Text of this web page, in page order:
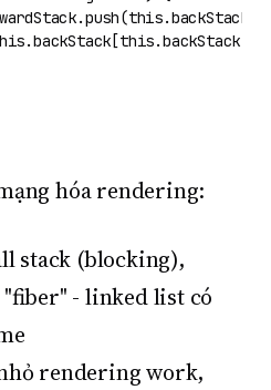
.push(this.backStack
.backStack [this.backStack
hóa rendering:
stack (blocking),
"fiber" - linked list có
rendering work,